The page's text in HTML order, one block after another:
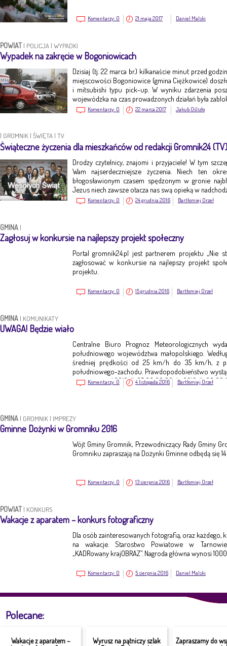
Komentarzy: 0 21 maja 2017 Daniel Malski
POWIAT | POLICJA | WYPADKI
Wypadek na zakręcie w Bogoniowicach
Dzisiaj (tj. 22 marca br.) kilkanaście minut przed
miejscowości Bogoniowice (gmina Ciężkowice)
i mitsubishi typu pick-up. W wyniku zdarzenia
wojewódzka na czas prowadzonych działań była
Komentarzy: 0 22 marca 2017 Jakub Oślizło
| GROMNIK | ŚWIĘTA | TV
Świąteczne życzenia dla mieszkańców od redakcji Gromnik24 (TV)
Drodzy czytelnicy, znajomi i przyjaciele! W tym
Wam najserdeczniejsze życzenia. Niech ten
błogosławionym czasem spędzonym w gronie
Jezus niech zawsze otacza nas swą opieką w
Komentarzy: 0 24 grudnia 2016 Bartłomiej Orzeł
GMINA |
Zagłosuj w konkursie na najlepszy projekt społeczny
Portal gromnik24.pl jest partnerem projektu „Nie
zagłosować w konkursie na najlepszy projekt
projektu.
Komentarzy: 0 15 grudnia 2016 Bartłomiej Orzeł
GMINA | KOMUNIKATY
UWAGA! Będzie wiało
Centralne Biuro Prognoz Meteorologicznych
południowego województwa małopolskiego.
średniej prędkości od 25 km/h do 35 km/h, z
południowego-zachodu. Prawdopodobieństwo
jest ważne o d 2016-11-05 08:00:00 do 2016-11-06
Komentarzy: 0 4 listopada 2016 Bartłomiej Orzeł
GMINA | GROMNIK | IMPREZY
Gminne Dożynki w Gromniku 2016
Wójt Gminy Gromnik, Przewodniczący Rady Gminy
Gromniku zapraszają na Dożynki Gminne odbędą się
Komentarzy: 0 13 sierpnia 2016 Bartłomiej Orzeł
POWIAT | KONKURS
Wakacje z aparatem – konkurs fotograficzny
Dla osób zainteresowanych fotografią, oraz każdego,
na wakacje. Starostwo Powiatowe w
„KADRowany krajOBRAZ”. Nagroda główna wynosi 1000
Komentarzy: 0 5 sierpnia 2016 Daniel Malski
Polecane:
Wakacje z aparatem –
Wyrusz na pątniczy szlak
Zapraszamy do